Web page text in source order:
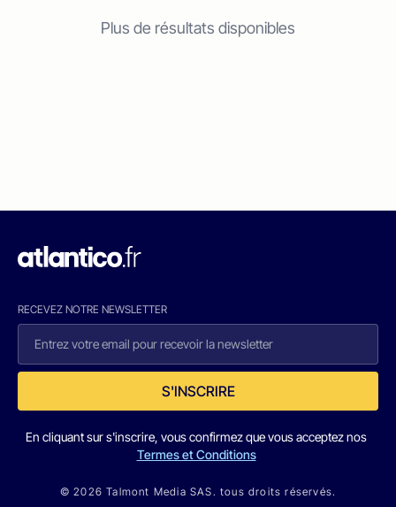
Plus de résultats disponibles
RECEVEZ NOTRE NEWSLETTER
S'INSCRIRE
En cliquant sur s'inscrire, vous confirmez que vous acceptez nos
Termes et Conditions
© 2026 Talmont Media SAS. tous droits réservés.